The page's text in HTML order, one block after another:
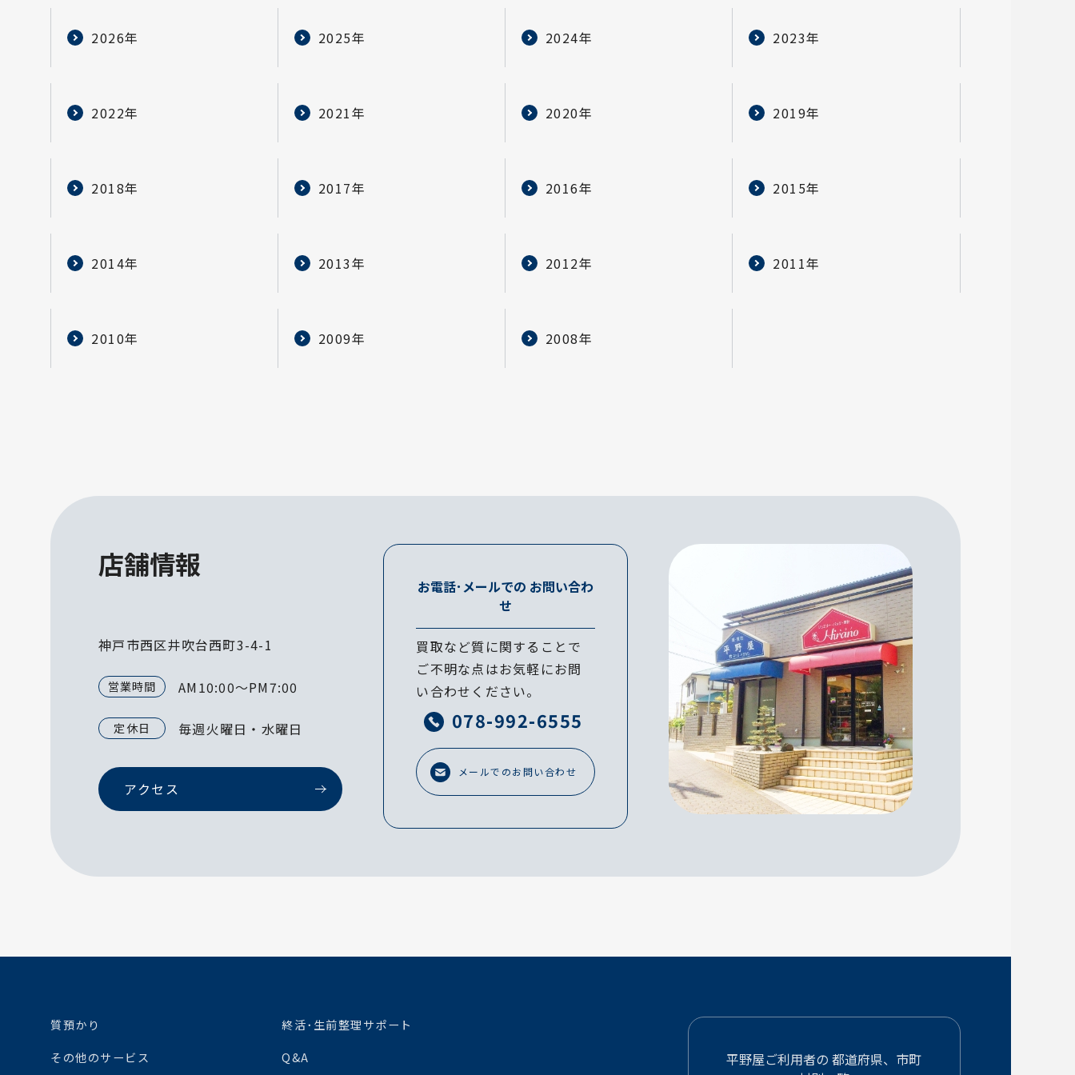
2026年 2025年 2024年 2023年
2022年 2021年 2020年 2019年
2018年 2017年 2016年 2015年
2014年 2013年 2012年 2011年
2010年 2009年 2008年
店舗情報
神戸市西区井吹台西町3-4-1
営業時間 AM10:00～PM7:00
定休日 毎週火曜日・水曜日
アクセス
お電話･メールでの お問い合わ
せ
買取など質に関することで
ご不明な点はお気軽にお問
い合わせください。
078-992-6555
メールでのお問い合わせ
質預かり 終活･生前整理サポート
その他のサービス Q&A 平野屋ご利用者の 都道府県、市町